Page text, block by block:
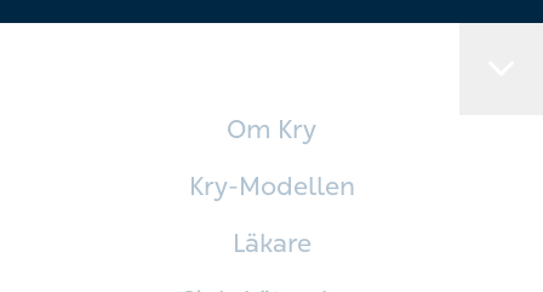
Om Kry
Kry-Modellen
Läkare